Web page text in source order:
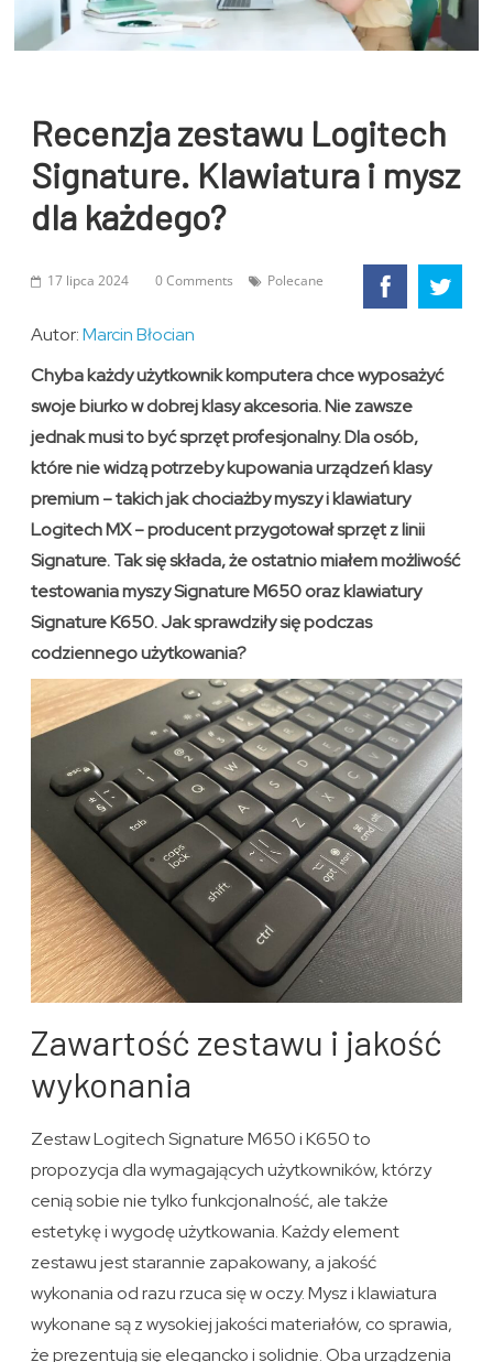
Recenzja zestawu Logitech
Signature. Klawiatura i mysz
dla każdego?
17 lipca 2024 0 Comments Polecane
Autor:Marcin Błocian
Chyba każdy użytkownik komputera chce wyposażyć
swoje biurko w dobrej klasy akcesoria. Nie zawsze
jednak musi to być sprzęt profesjonalny. Dla osób,
które nie widzą potrzeby kupowania urządzeń klasy
premium – takich jak chociażby myszy i klawiatury
Logitech MX – producent przygotował sprzęt z linii
Signature. Tak się składa, że ostatnio miałem możliwość
testowania myszy Signature M650 oraz klawiatury
Signature K650. Jak sprawdziły się podczas
codziennego użytkowania?
Zawartość zestawu i jakość
wykonania
Zestaw Logitech Signature M650 i K650 to
propozycja dla wymagających użytkowników, którzy
cenią sobie nie tylko funkcjonalność, ale także
estetykę i wygodę użytkowania. Każdy element
zestawu jest starannie zapakowany, a jakość
wykonania od razu rzuca się w oczy. Mysz i klawiatura
wykonane są z wysokiej jakości materiałów, co sprawia,
że prezentują się elegancko i solidnie. Oba urządzenia